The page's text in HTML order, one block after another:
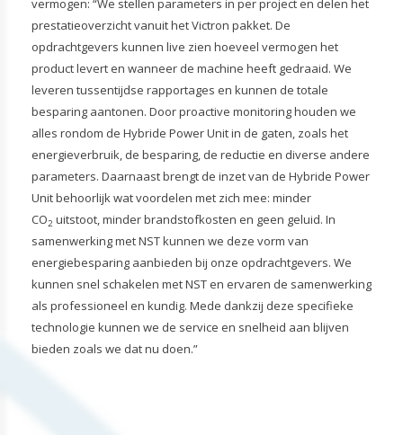
vermogen: “We stellen parameters in per project en delen het
prestatieoverzicht vanuit het Victron pakket. De
opdrachtgevers kunnen live zien hoeveel vermogen het
product levert en wanneer de machine heeft gedraaid. We
leveren tussentijdse rapportages en kunnen de totale
besparing aantonen. Door proactive monitoring houden we
alles rondom de Hybride Power Unit in de gaten, zoals het
energieverbruik, de besparing, de reductie en diverse andere
parameters. Daarnaast brengt de inzet van de Hybride Power
Unit behoorlijk wat voordelen met zich mee: minder
CO2 uitstoot, minder brandstofkosten en geen geluid. In
samenwerking met NST kunnen we deze vorm van
energiebesparing aanbieden bij onze opdrachtgevers. We
kunnen snel schakelen met NST en ervaren de samenwerking
als professioneel en kundig. Mede dankzij deze specifieke
technologie kunnen we de service en snelheid aan blijven
bieden zoals we dat nu doen.”